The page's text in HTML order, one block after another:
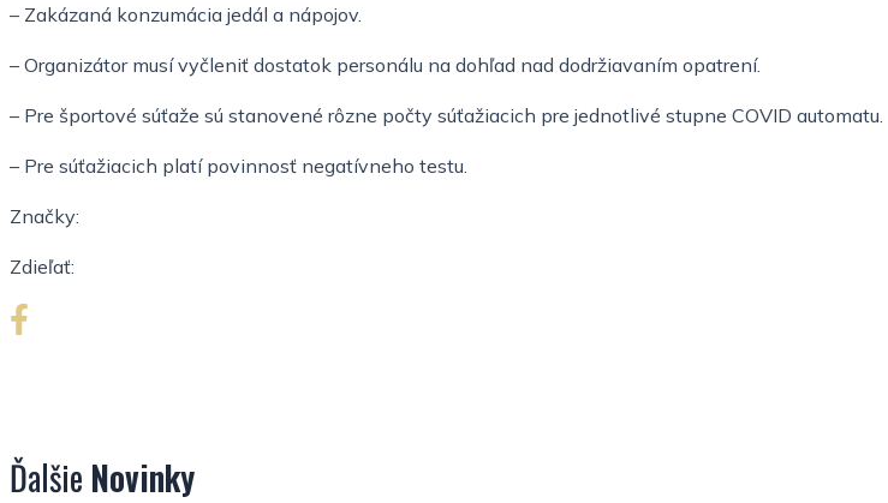
– Zakázaná konzumácia jedál a nápojov.
– Organizátor musí vyčleniť dostatok personálu na dohľad nad dodržiavaním opatrení.
– Pre športové súťaže sú stanovené rôzne počty súťažiacich pre jednotlivé stupne COVID automatu.
– Pre súťažiacich platí povinnosť negatívneho testu.
Značky:
Zdieľať:
Ďalšie Novinky